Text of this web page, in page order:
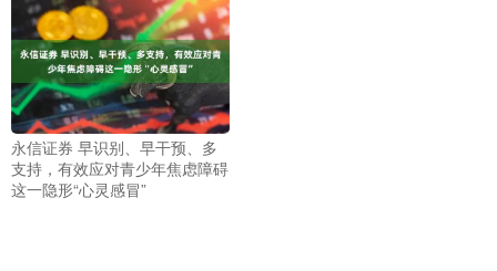
永信证券 早识别、早干预、多
支持，有效应对青少年焦虑障碍
这一隐形“心灵感冒”